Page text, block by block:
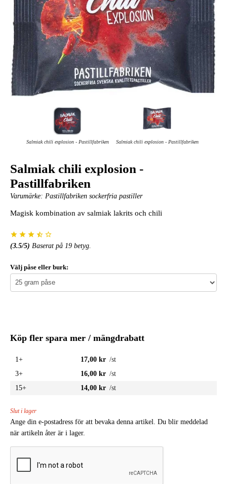
Salmiak chili explosion - Pastillfabriken Salmiak chili explosion - Pastillfabriken
Salmiak chili explosion -
Pastillfabriken
Varumärke: Pastillfabriken sockerfria pastiller
Magisk kombination av salmiak lakrits och chili
(3.5/5) Baserat på 19 betyg.
Välj påse eller burk:
Köp fler spara mer / mängdrabatt
1+ 17,00 kr /st
3+
16,00 kr /st
15+
14,00 kr /st
Slut i lager
Ange din e-postadress för att bevaka denna artikel. Du blir meddelad
när artikeln åter är i lager.